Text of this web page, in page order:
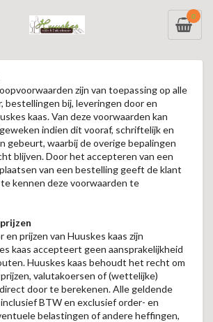
0
zijn van toepassing op alle
bestellingen bij, leveringen door en
kaas. Van deze voorwaarden kan
indien dit vooraf, schriftelijk en
gebeurt, waarbij de overige bepalingen
blijven. Door het accepteren van een
van een bestelling geeft de klant
kennen deze voorwaarden te
en prijzen van Huuskes kaas zijn
kaas accepteert geen aansprakelijkheid
Huuskes kaas behoudt het recht om
valutakoersen of (wettelijke)
door te berekenen. Alle geldende
BTW en exclusief order- en
belastingen of andere heffingen,